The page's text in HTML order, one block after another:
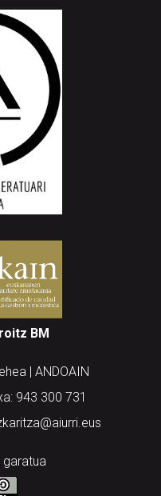
BM
| ANDOAIN
943 300 731